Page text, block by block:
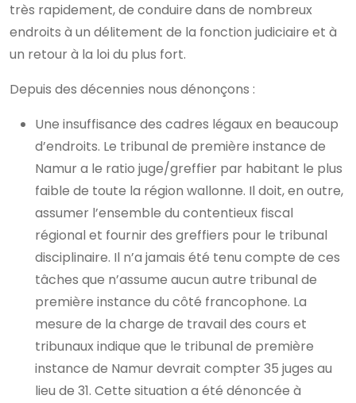
très rapidement, de conduire dans de nombreux
endroits à un délitement de la fonction judiciaire et à
un retour à la loi du plus fort.
Depuis des décennies nous dénonçons :
Une insuffisance des cadres légaux en beaucoup
d’endroits. Le tribunal de première instance de
Namur a le ratio juge/greffier par habitant le plus
faible de toute la région wallonne. Il doit, en outre,
assumer l’ensemble du contentieux fiscal
régional et fournir des greffiers pour le tribunal
disciplinaire. Il n’a jamais été tenu compte de ces
tâches que n’assume aucun autre tribunal de
première instance du côté francophone. La
mesure de la charge de travail des cours et
tribunaux indique que le tribunal de première
instance de Namur devrait compter 35 juges au
lieu de 31. Cette situation a été dénoncée à